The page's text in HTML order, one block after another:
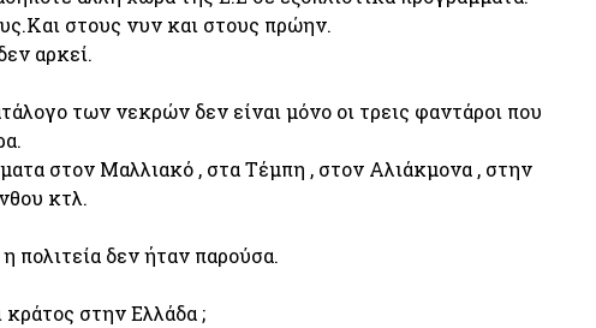
στους νυν και στους πρώην.
αρκεί.
των νεκρών δεν είναι μόνο οι τρεις φαντάροι που
στον Μαλλιακό , στα Τέμπη , στον Αλιάκμονα , στην
κτλ.
πολιτεία δεν ήταν παρούσα.
στην Ελλάδα ;